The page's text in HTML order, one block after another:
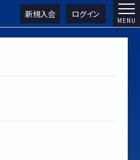
新規入会 ログイン